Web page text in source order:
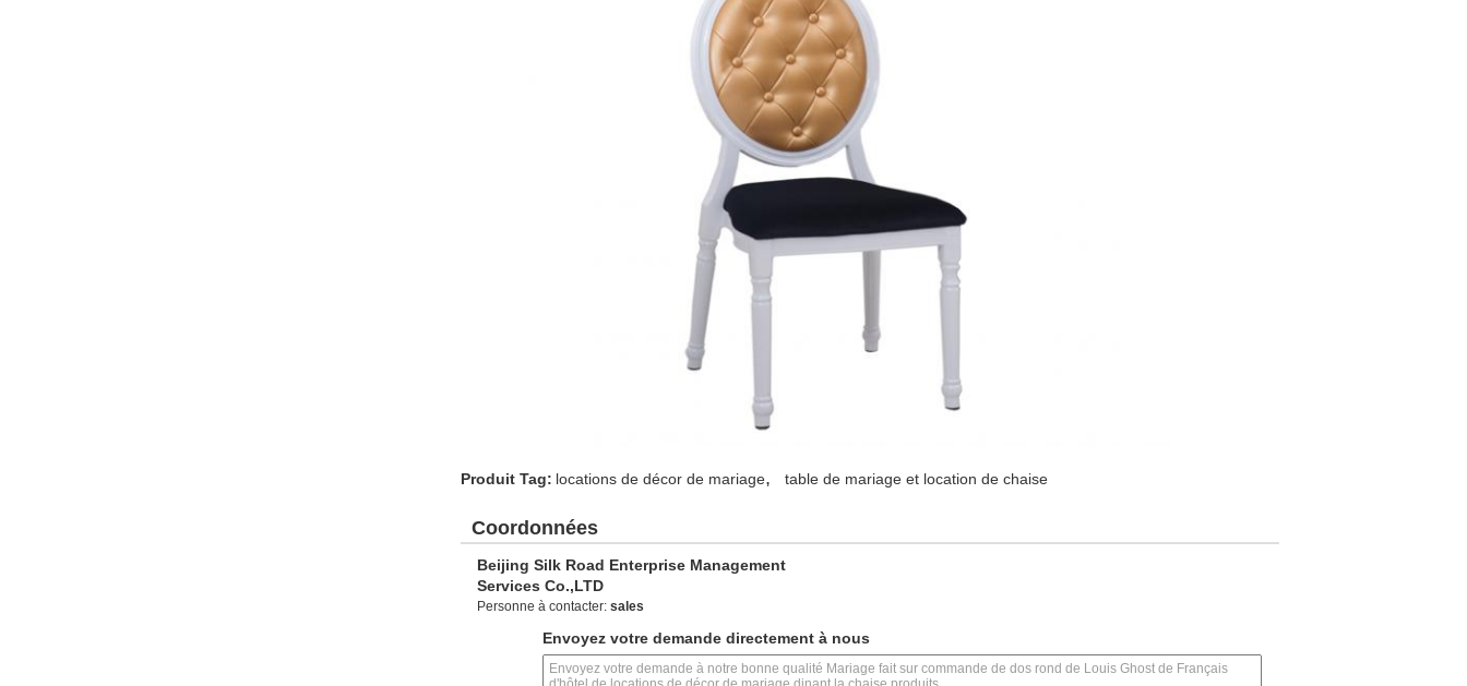
Produit Tag: locations de décor de mariage, table de mariage et location de chaise
Coordonnées
Beijing Silk Road Enterprise Management
Services Co.,LTD
Personne à contacter: sales
Envoyez votre demande directement à nous